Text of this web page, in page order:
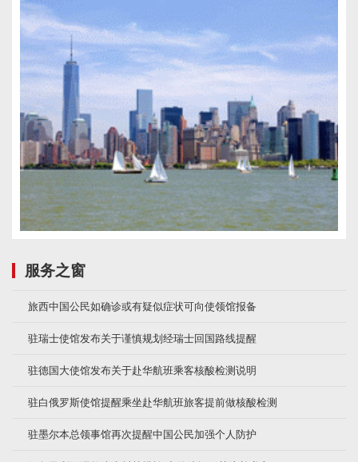
服务之窗
旅西中国公民如确诊或有疑似症状可向使领馆报备
驻瑞士使馆发布关于谨慎规划经瑞士回国路线提醒
驻德国大使馆发布关于赴华航班乘客核酸检测说明
驻白俄罗斯使馆提醒乘坐赴华航班旅客提前做核酸检测
驻墨尔本总领事馆再次提醒中国公民加强个人防护